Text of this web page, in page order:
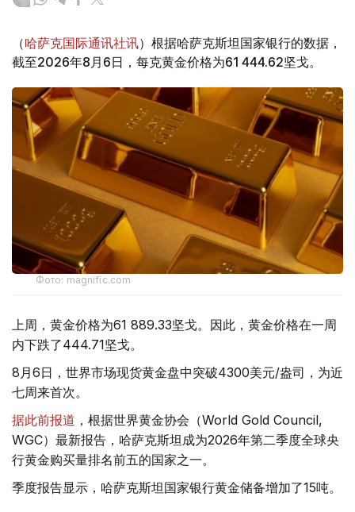
（哈萨克国际通讯社讯）根据哈萨克斯坦国家银行的数据，
截至2026年8月6日，每克黄金价格为61 444.62坚戈。
Фото: magnific.com
上周，黄金价格为61 889.33坚戈。因此，黄金价格在一周
内下跌了444.71坚戈。
8月6日，世界市场现货黄金盘中突破4300美元/盎司，为近
七周来首次。
据此前报道 ，根据世界黄金协会（World Gold Council,
WGC）最新报告，哈萨克斯坦成为2026年第二季度全球央
行黄金购买量排名前五的国家之一。
季度报告显示，哈萨克斯坦国家银行黄金储备增加了15吨。